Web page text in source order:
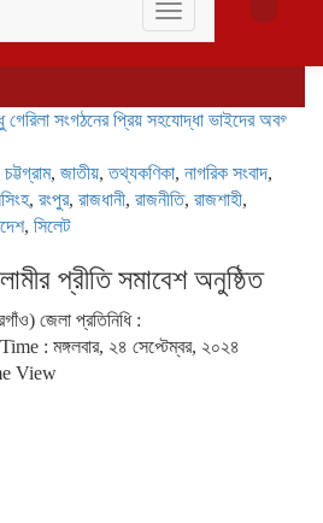
Toggle
navigation
সংগঠনের প্রিয় সহযোদ্ধা ভাইদের অবগতির জন্য
চট্টগ্রাম, জাতীয়,তথ্যকণিকা, নাগরিক সংবাদ,
, রংপুর, রাজধানী, রাজনীতি, রাজশাহী,
, সিলেট
প্রীতি সমাবেশ অনুষ্ঠিত
জেলা প্রতিনিধি :
: মঙ্গলবার, ২৪ সেপ্টেম্বর, ২০২৪
View